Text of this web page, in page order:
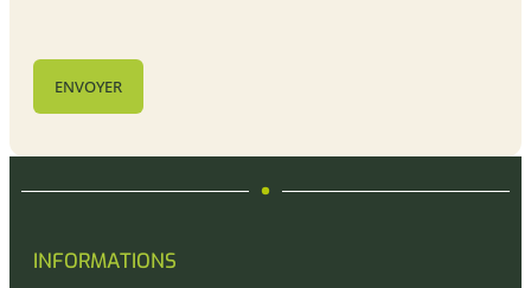
INFORMATIONS